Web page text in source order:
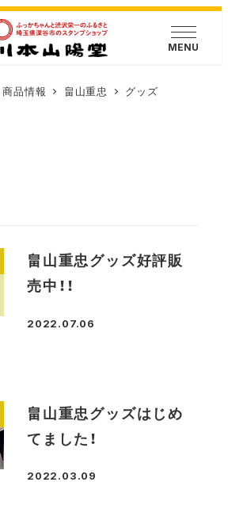
MENU
商品情報 畠山重忠 グッズ
畠山重忠グッズ好評販
売中！！
投稿日
2022.07.06
畠山重忠グッズはじめ
てました！
2022.03.09